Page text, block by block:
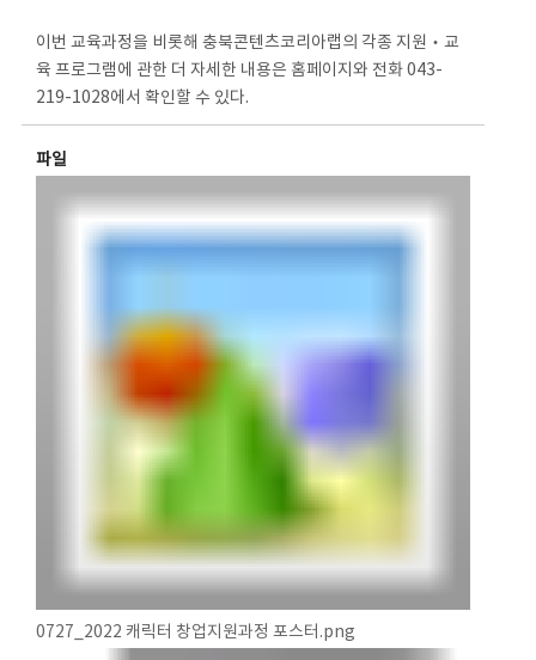
이번 교육과정을 비롯해 충북콘텐츠코리아랩의 각종 지원‧교
육 프로그램에 관한 더 자세한 내용은 홈페이지와 전화 043-
219-1028에서 확인할 수 있다.
파일
0727_2022 캐릭터 창업지원과정 포스터.png